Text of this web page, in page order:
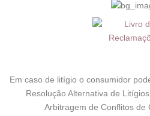
Em caso de litígio o consumidor
Resolução Alternativa de
Arbitragem de Conflitos de